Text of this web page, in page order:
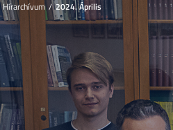
Hírarchívum 2024. Április